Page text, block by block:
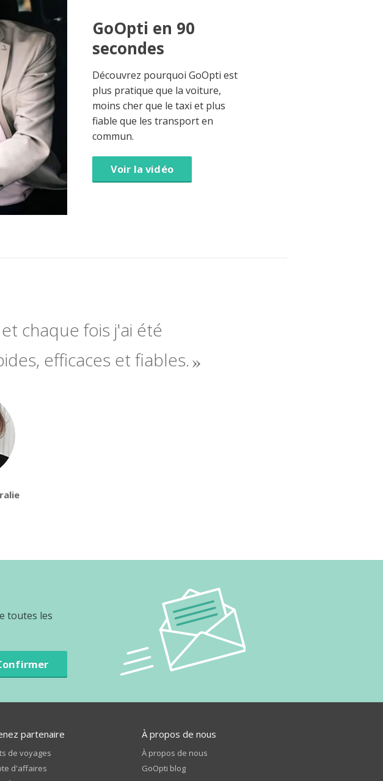
GoOpti en 90
secondes
Découvrez pourquoi GoOpti est
plus pratique que la voiture,
moins cher que le taxi et plus
fiable que les transport en
commun.
Voir la vidéo
chaque fois j'ai été
efficaces et fiables.
toutes les
partenaire
de voyages
d'affaires
À propos de nous
À propos de nous
GoOpti blog